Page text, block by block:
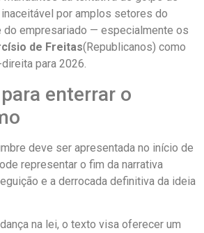
por amplos setores do
do empresariado — especialmente os
de Freitas(Republicanos) como
para 2026.
enterrar o
deve ser apresentada no início de
representar o fim da narrativa
e a derrocada definitiva da ideia
na lei, o texto visa oferecer um